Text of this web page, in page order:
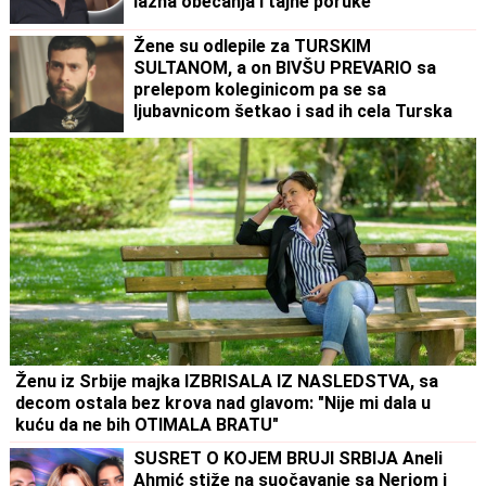
Žene su odlepile za TURSKIM
SULTANOM, a on BIVŠU PREVARIO sa
prelepom koleginicom pa se sa
ljubavnicom šetkao i sad ih cela Turska
mirnog momka, a onda su počeli
skandali
Ženu iz Srbije majka IZBRISALA IZ NASLEDSTVA, sa
decom ostala bez krova nad glavom: "Nije mi dala u
kuću da ne bih OTIMALA BRATU"
SUSRET O KOJEM BRUJI SRBIJA Aneli
Ahmić stiže na suočavanje sa Neriom i